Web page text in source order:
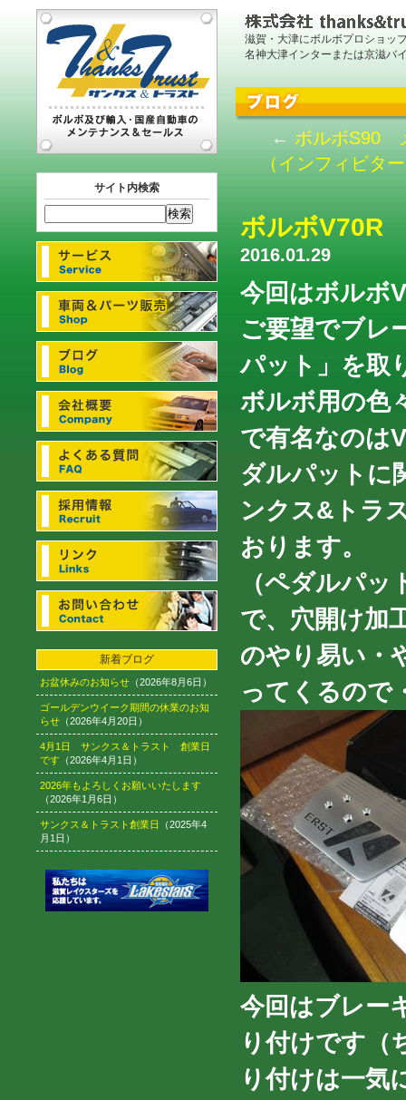
滋賀・大津にボルボプロショッ
名神大津インターまたは京滋バ
サイト内検索
新着ブログ
お盆休みのお知らせ （2026年8月6日）
ゴールデンウイーク期間の休業のお知
らせ （2026年4月20日）
4月1日 サンクス＆トラスト 創業日
です （2026年4月1日）
2026年もよろしくお願いいたします
（2026年1月6日）
サンクス＆トラスト創業日
（2025年4
月1日）
← ボルボS90
（インフィビタ
ボルボV70R
2016.01.29
今回はボルボ
ご要望でブレ
パット」を取
ボルボ用の色
で有名なのは
ダルパットに
ンクス&トラ
おります。
（ペダルパ
で、穴開け加
のやり易い・
ってくるので
今回はブレー
り付けです（
り付けは一気